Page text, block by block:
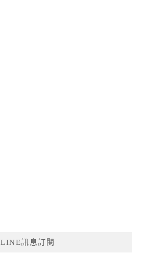
LINE訊息訂閱